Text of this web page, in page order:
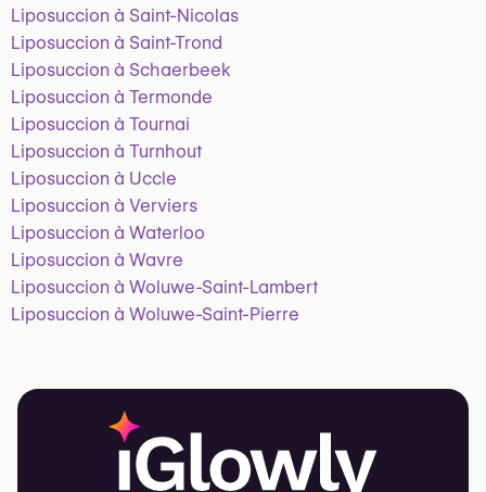
Liposuccion à Saint-Nicolas
Liposuccion à Saint-Trond
Liposuccion à Schaerbeek
Liposuccion à Termonde
Liposuccion à Tournai
Liposuccion à Turnhout
Liposuccion à Uccle
Liposuccion à Verviers
Liposuccion à Waterloo
Liposuccion à Wavre
Liposuccion à Woluwe-Saint-Lambert
Liposuccion à Woluwe-Saint-Pierre